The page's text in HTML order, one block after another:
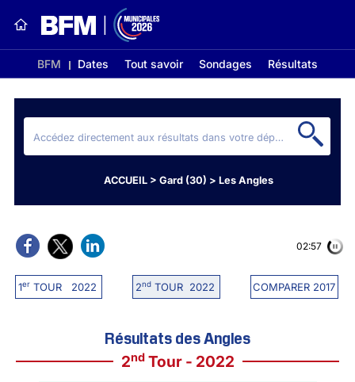
BFM Dates Tout savoir Sondages Résultats
ACCUEIL > Gard (30) > Les Angles
1erTOUR 2022 2ndTOUR 2022 COMPARER 2017
02:56
Résultats des Angles
2ndTour - 2022